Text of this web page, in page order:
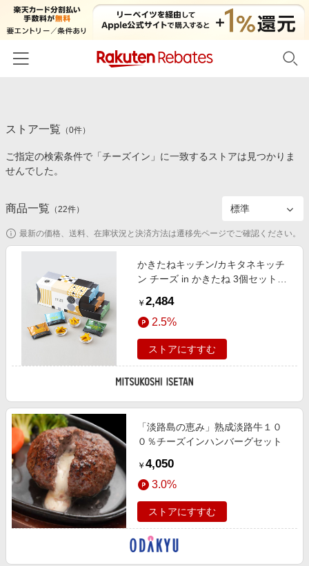
カテゴリー一覧
百貨店・総合ECモール
食品・スイーツ・お酒
コスメ・健康・医薬品
キッズ・ベビー用品
家電・PC・スマホ・カメラ
エンタメ
スポーツ・アウトドア・ゴルフ
旅行・レジャー・ホテル予約
生活・お役立ち
金融・マネー・保険
デジタルコンテンツ
ビジネス・その他サービス
イベント一覧
初回購入者限定特典
対象ストア新規限定特典
電子書籍特集
楽天ペイ導入ストア
楽天サービス特集
わくわく夏特集
Apple公式サイト×楽天カード分割払い
Qoo10メガポ
Samsung ボーナスキャンペーン
週末の高還元 夏の長期版
楽天IDでログイン/会員登録
ストア一覧 （0件）
ご指定の検索条件で「チーズイン」に一致するストアは見つかりま
せんでした。
商品一覧 （22件）
最新の価格、送料、在庫状況と決済方法は遷移先ページでご確認ください。
かきたねキッチン/カキタネキッチ
ン チーズ in かきたね 3個セット
チョコレート（和菓子）【三越伊勢
丹/公式】
￥ 2,484
2.5%
ストアにすすむ
「淡路島の恵み」熟成淡路牛１０
０％チーズインハンバーグセット
￥ 4,050
3.0%
ストアにすすむ